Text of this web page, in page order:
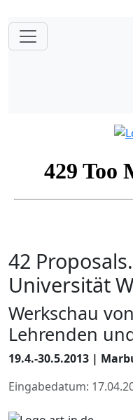
42
Universität
Werkschau
Lehrenden
19.4.-30.5.2013 |
Eingabedatum: